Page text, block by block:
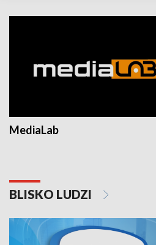
MediaLab
BLISKO LUDZI